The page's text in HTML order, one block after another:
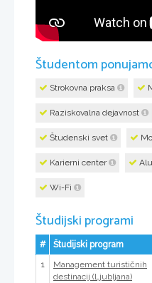
Študentom
Strokovna praksa
Raziskovalna dejavnost
Študenski svet
Karierni center
Wi-Fi
Študijski programi
# Študijski program
1
Management turističnih
destinacij (Ljubljana)